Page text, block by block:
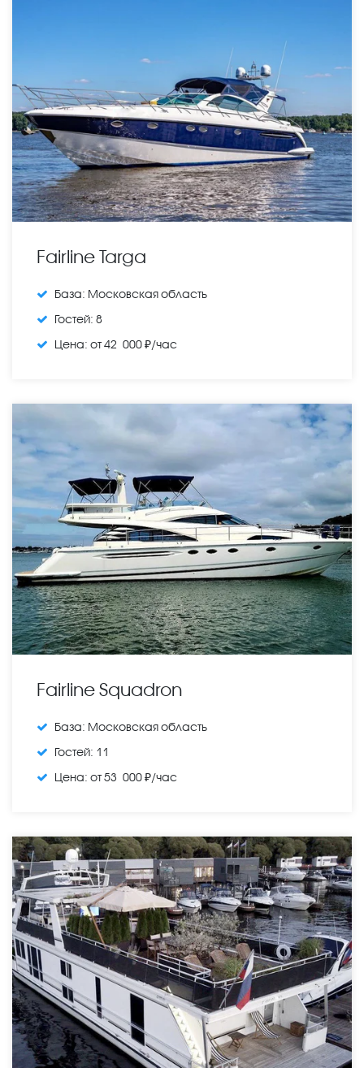
Fairline Targa
База: Московская область
Гостей: 8
Цена: от 42 000 ₽/час
Fairline Squadron
База: Московская область
Гостей: 11
Цена: от 53 000 ₽/час